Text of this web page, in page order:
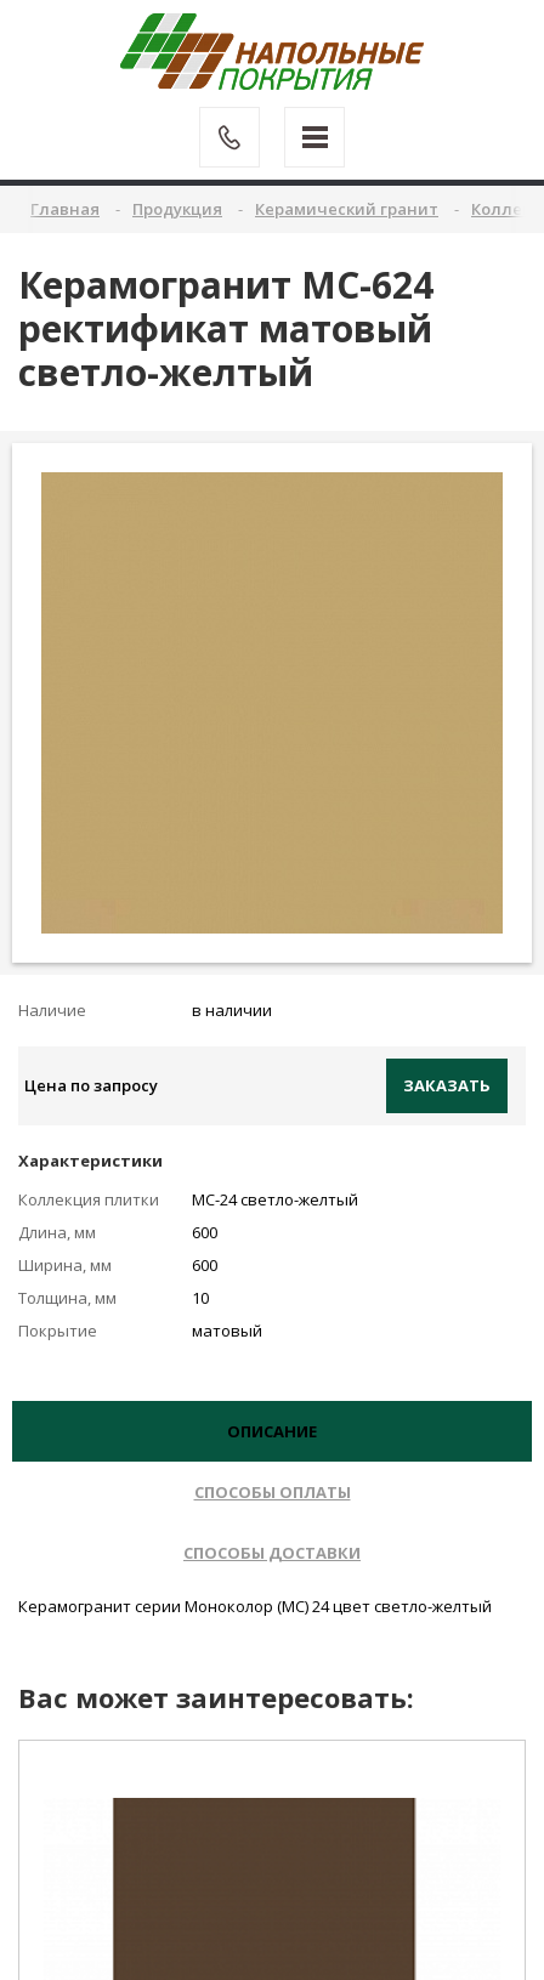
Главная Продукция Керамический гранит
Керамогранит MC-624
ректификат матовый
светло-желтый
Наличие в наличии
Цена по запросу ЗАКАЗАТЬ
Характеристики
Коллекция плитки
MC-24 светло-желтый
Длина, мм
600
Ширина, мм
600
Толщина, мм
10
Покрытие
матовый
ОПИСАНИЕ
СПОСОБЫ ОПЛАТЫ
СПОСОБЫ ДОСТАВКИ
Керамогранит серии Моноколор (MC) 24 цвет светло-желтый
Вас может заинтересовать: